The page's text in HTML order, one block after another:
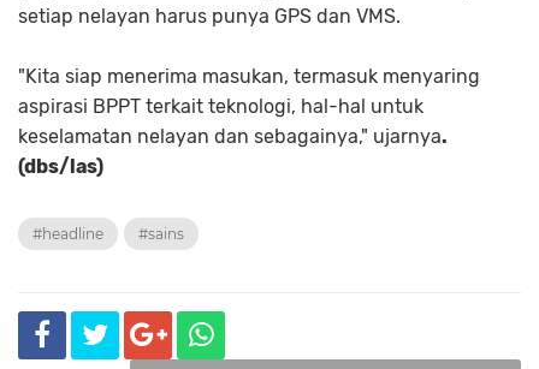
setiap nelayan harus punya GPS dan VMS.
"Kita siap menerima masukan, termasuk menyaring
aspirasi BPPT terkait teknologi, hal-hal untuk
keselamatan nelayan dan sebagainya," ujarnya.
(dbs/las)
#headline #sains